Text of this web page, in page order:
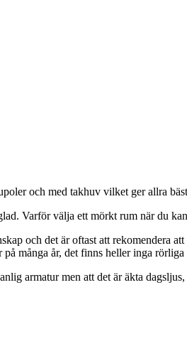
och med takhuv vilket ger allra
Varför välja ett mörkt rum när du
och det är oftast att rekomendera
många år, det finns heller inga
armatur men att det är äkta